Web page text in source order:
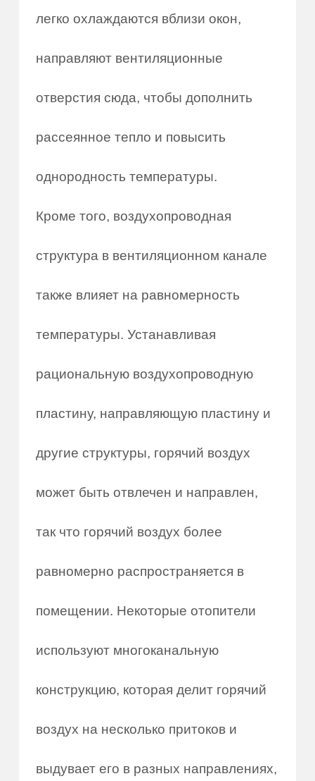
легко охлаждаются вблизи окон,
направляют вентиляционные
отверстия сюда, чтобы дополнить
рассеянное тепло и повысить
однородность температуры.
Кроме того, воздухопроводная
структура в вентиляционном канале
также влияет на равномерность
температуры. Устанавливая
рациональную воздухопроводную
пластину, направляющую пластину и
другие структуры, горячий воздух
может быть отвлечен и направлен,
так что горячий воздух более
равномерно распространяется в
помещении. Некоторые отопители
используют многоканальную
конструкцию, которая делит горячий
воздух на несколько притоков и
выдувает его в разных направлениях,